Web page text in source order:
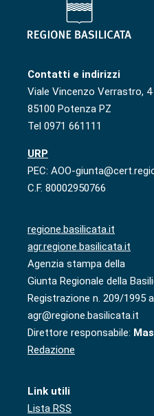
Contatti e indirizzi
Viale Vincenzo Verrastro, 4
85100 Potenza PZ
Tel 0971 661111
URP
PEC: AOO-
C.F. 80002950766
regione.basilicata.it
agr.regione.basilicata.it
Agenzia stampa della
Giunta Regionale della
Registrazione n. 209/1995
agr@regione.basilicata.it
Direttore responsabile:
Redazione
Link utili
Lista RSS